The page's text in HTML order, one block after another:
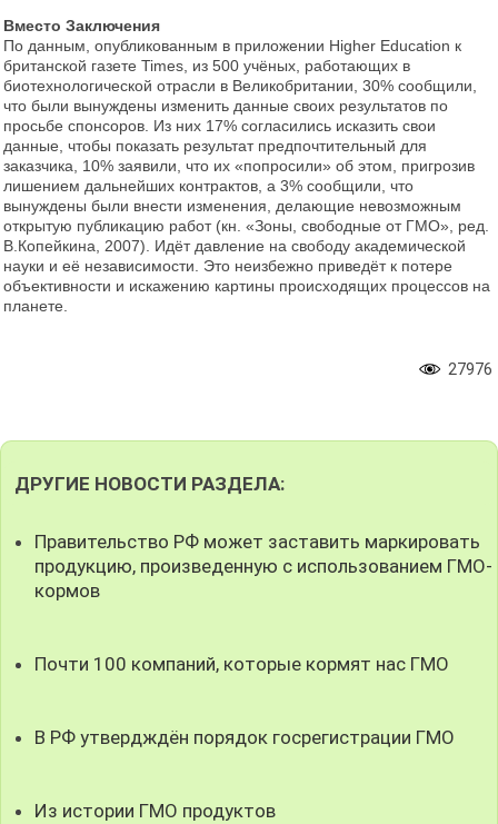
Вместо Заключения
По данным, опубликованным в приложении Higher Education к
британской газете Times, из 500 учёных, работающих в
биотехнологической отрасли в Великобритании, 30% сообщили,
что были вынуждены изменить данные своих результатов по
просьбе спонсоров. Из них 17% согласились исказить свои
данные, чтобы показать результат предпочтительный для
заказчика, 10% заявили, что их «попросили» об этом, пригрозив
лишением дальнейших контрактов, а 3% сообщили, что
вынуждены были внести изменения, делающие невозможным
открытую публикацию работ (кн. «Зоны, свободные от ГМО», ред.
В.Копейкина, 2007). Идёт давление на свободу академической
науки и её независимости. Это неизбежно приведёт к потере
объективности и искажению картины происходящих процессов на
планете.
27976
ДРУГИЕ НОВОСТИ РАЗДЕЛА:
Правительство РФ может заставить маркировать
продукцию, произведенную с использованием ГМО-
кормов
Почти 100 компаний, которые кормят нас ГМО
В РФ утвердждён порядок госрегистрации ГМО
Из истории ГМО продуктов